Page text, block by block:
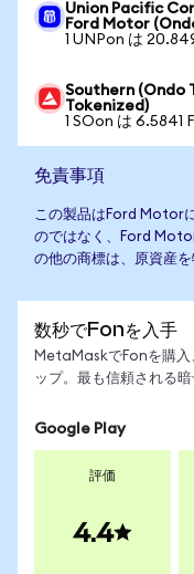
Union Pacific
Ford Motor
1 UNPon は
Southern (Ondo
Tokenized)
1 SOon は 6.5841
免責事項
この製品はFord Motor
のではなく、Ford
の他の商標は、原資産
数秒でFonを入手
MetaMaskでFonを購入
ップ。最も信頼される暗
Google Play
評価
4.4